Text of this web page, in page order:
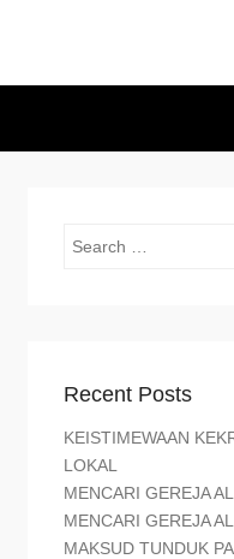
Search
Recent Posts
KEISTIMEWAAN
LOKAL
MENCARI GEREJA
MENCARI GEREJA
MAKSUD TUNDUK